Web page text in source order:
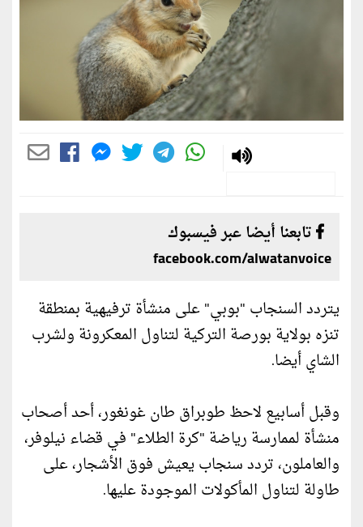
تابعنا أيضا عبر فيسبوك
facebook.com/alwatanvoice
يتردد السنجاب "بوبي" على منشأة ترفيهية بمنطقة
تنزه بولاية بورصة التركية لتناول المعكرونة ولشرب
الشاي أيضا.
وقبل أسابيع لاحظ طوبراق طان غونغور، أحد أصحاب
منشأة لممارسة رياضة "كرة الطلاء" في قضاء نيلوفر،
والعاملون، تردد سنجاب يعيش فوق الأشجار، على
طاولة لتناول المأكولات الموجودة عليها.